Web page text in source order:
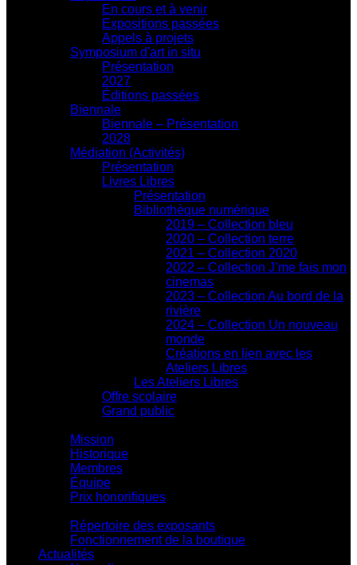
En cours et à venir
Expositions passées
Appels à projets
Symposium d'art in situ
Présentation
2027
Éditions passées
Biennale
Biennale – Présentation
2028
Médiation (Activités)
Présentation
Livres Libres
Présentation
Bibliothèque numérique
2019 – Collection bleu
2020 – Collection terre
2021 – Collection 2020
2022 – Collection J’me fais mon
cinemas
2023 – Collection Au bord de la
rivière
2024 – Collection Un nouveau
monde
Créations en lien avec les
Ateliers Libres
Les Ateliers Libres
Offre scolaire
Grand public
Mission
Historique
Membres
Équipe
Prix honorifiques
Répertoire des exposants
Fonctionnement de la boutique
Actualités